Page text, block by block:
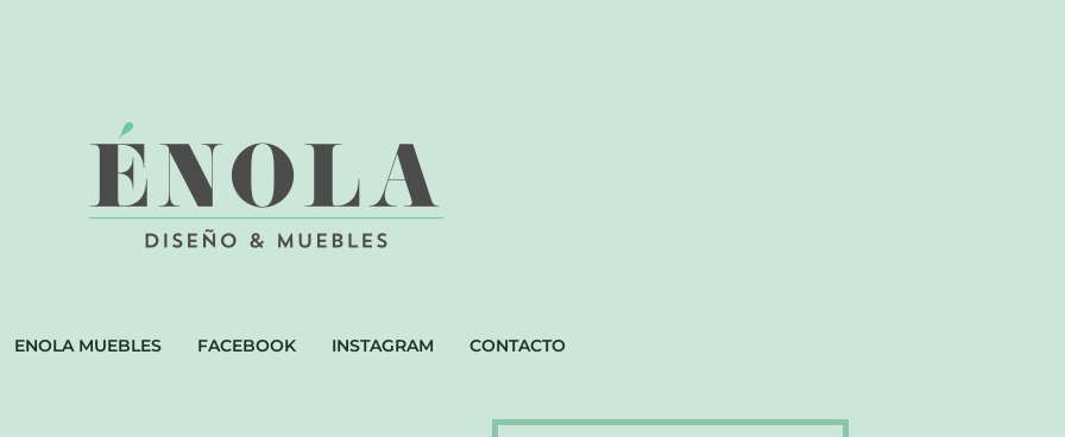
ENOLA MUEBLES FACEBOOK INSTAGRAM CONTACTO